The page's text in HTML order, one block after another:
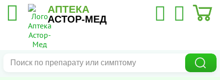
АПТЕКА
АСТОР-МЕД